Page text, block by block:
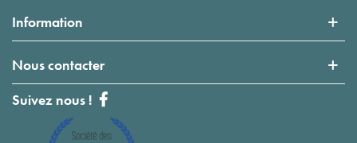
Information
Nous contacter
Suivez nous !